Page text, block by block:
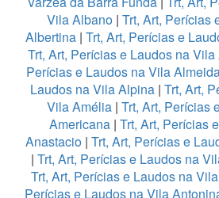
Vila Albano| Trt, Art, Perícias
Albertina | Trt, Art, Perícias e
Trt, Art, Perícias e Laudos na
Perícias e Laudos na Vila
Laudos na Vila Alpina | Trt, Art,
Vila Amélia | Trt, Art, Perícias
Americana| Trt, Art, Perícias
Anastacio | Trt, Art, Perícias e
| Trt, Art, Perícias e Laudos na
Trt, Art, Perícias e Laudos na
Perícias e Laudos na Vila